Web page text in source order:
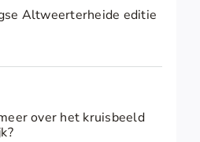
Altweerterheide editie
over het kruisbeeld